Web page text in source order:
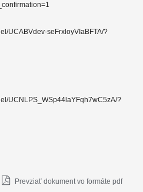
UCABVdev-seFrxloyVIaBFTA/?
UCNLPS_WSp44laYFqh7wC5zA/?
Prevziať dokument vo formáte pdf